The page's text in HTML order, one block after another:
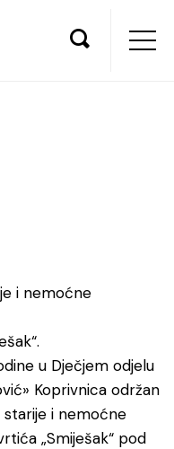
i nemoćne
u Dječjem odjelu
Koprivnica održan
starije i nemoćne
„Smiješak“ pod